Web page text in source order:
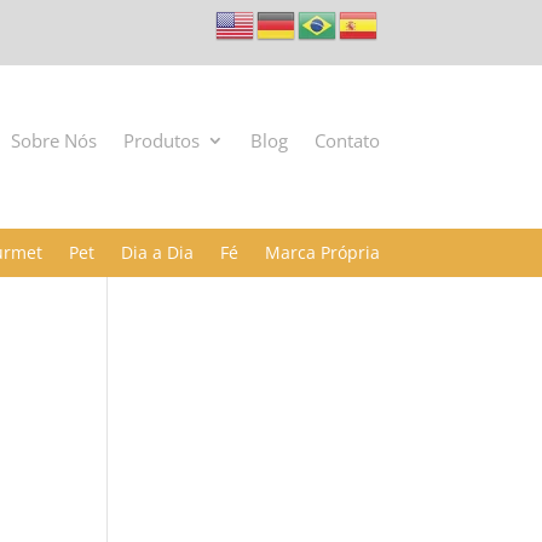
Sobre Nós Produtos Blog Contato
Pet Dia a Dia Fé Marca Própria